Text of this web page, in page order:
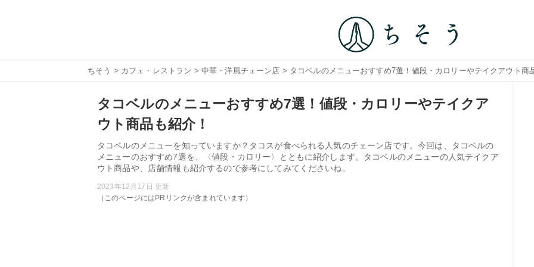
ちそう > カフェ・レストラン > 中華・洋風チェーン店 > タコベルのメニューおすすめ7選！値段・カロリーやテイクアウト商
タコベルのメニューおすすめ7選！値段・カロリーやテイクア
ウト商品も紹介！
タコベルのメニューを知っていますか？タコスが食べられる人気のチェーン店です。今回は、タコベルの
メニューのおすすめ7選を、〈値段・カロリー〉とともに紹介します。タコベルのメニューの人気テイクア
ウト商品や、店舗情報も紹介するので参考にしてみてくださいね。
2023年12月17日 更新
（このページにはPRリンクが含まれています）